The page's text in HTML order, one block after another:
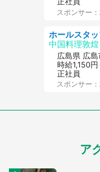
スポンサー
中国料理敦煌
広島県 広島
時給1,150円
正社員
スポンサー
ア